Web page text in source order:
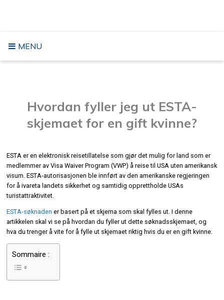
MENU
Hvordan fyller jeg ut ESTA-
skjemaet for en gift kvinne?
ESTA er en elektronisk reisetillatelse som gjør det mulig for land som er
medlemmer av Visa Waiver Program (VWP) å reise til USA uten amerikansk
visum. ESTA-autorisasjonen ble innført av den amerikanske regjeringen
for å ivareta landets sikkerhet og samtidig opprettholde USAs
turistattraktivitet.
ESTA-søknaden er basert på et skjema som skal fylles ut. I denne
artikkelen skal vi se på hvordan du fyller ut dette søknadsskjemaet, og
hva du trenger å vite for å fylle ut skjemaet riktig hvis du er en gift kvinne.
Sommaire :